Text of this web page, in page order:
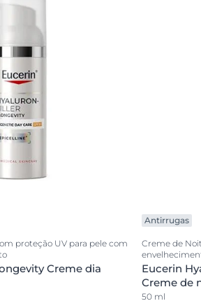
proteção UV para pele com
Creme dia
Antirrugas
Creme de
Eucerin
Creme de
50 ml